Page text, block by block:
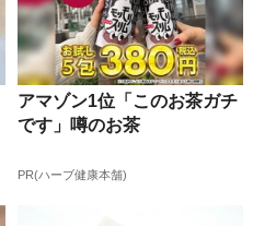
アマゾン1位「このお茶ガチ
です」噂のお茶
PR(ハーブ健康本舗)